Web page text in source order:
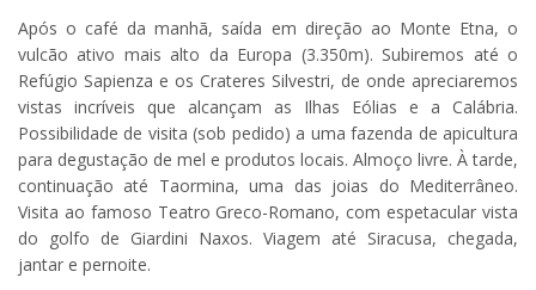
Após o café da manhã, saída em direção ao Monte Etna, o
vulcão ativo mais alto da Europa (3.350m). Subiremos até o
Refúgio Sapienza e os Crateres Silvestri, de onde apreciaremos
vistas incríveis que alcançam as Ilhas Eólias e a Calábria.
Possibilidade de visita (sob pedido) a uma fazenda de apicultura
para degustação de mel e produtos locais. Almoço livre. À tarde,
continuação até Taormina, uma das joias do Mediterrâneo.
Visita ao famoso Teatro Greco-Romano, com espetacular vista
do golfo de Giardini Naxos. Viagem até Siracusa, chegada,
jantar e pernoite.